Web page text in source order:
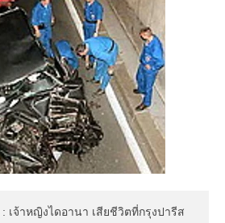
: เจ้าหญิงไดอานา เสียชีวิตที่กรุงปารีส